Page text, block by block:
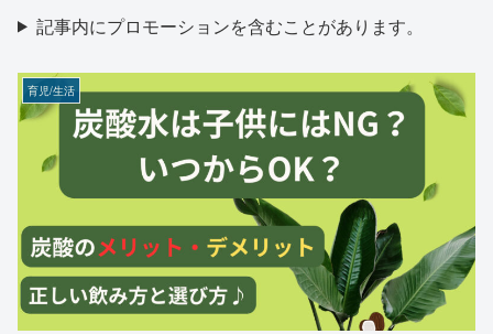
記事内にプロモーションを含むことがあります。
育児/生活